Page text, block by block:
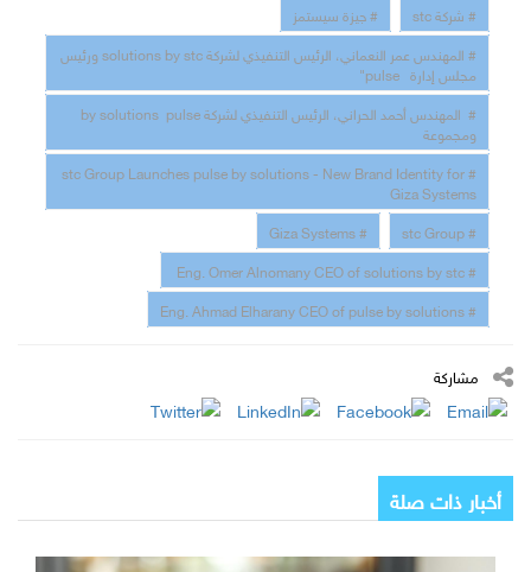
# شركة stc
# جيزة سيستمز
# المهندس عمر النعماني، الرئيس التنفيذي لشركة solutions by stc ورئيس
مجلس إدارة pulse"
ومجموعة
# stc Group Launches pulse by solutions - New Brand Identity for
Giza Systems
# stc Group
# Giza Systems
# Eng. Omer Alnomany CEO of solutions by stc
# Eng. Ahmad Elharany CEO of pulse by solutions
مشاركة
أخبار ذات صلة